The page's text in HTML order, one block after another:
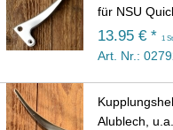
für NSU
13.95 € * 1
Art. Nr.:
Alublech,